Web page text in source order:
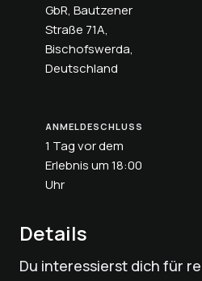
GbR, Bautzener
Straße 71A,
Bischofswerda,
Deutschland
ANMELDESCHLUSS
1 Tag vor dem
Erlebnis um 18:00
Uhr
Details
Du interessierst dich für